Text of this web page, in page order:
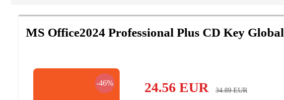
MS Office2024 Professional Plus CD Key Global
-46% 24.56 EUR 34.89 EUR